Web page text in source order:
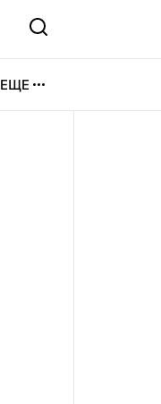
ЕЩЕ